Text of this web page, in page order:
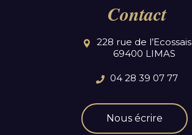
Contact
228 rue de l’Ecossais
69400 LIMAS
04 28 39 07 77
Nous écrire